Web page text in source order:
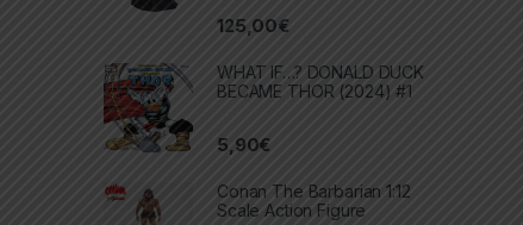
125,00€
WHAT IF…? DONALD DUCK
BECAME THOR (2024) #1
5,90€
Conan The Barbarian 1:12
Scale Action Figure